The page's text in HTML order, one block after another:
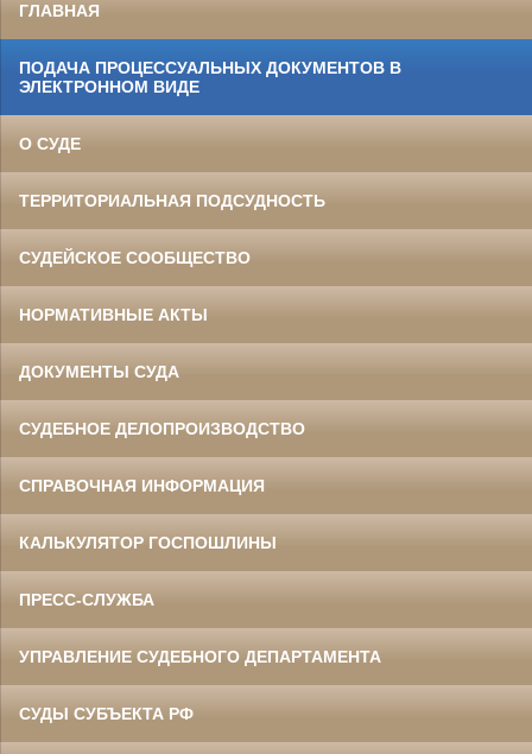
ГЛАВНАЯ
ПОДАЧА ПРОЦЕССУАЛЬНЫХ ДОКУМЕНТОВ В
ЭЛЕКТРОННОМ ВИДЕ
О СУДЕ
ТЕРРИТОРИАЛЬНАЯ ПОДСУДНОСТЬ
СУДЕЙСКОЕ СООБЩЕСТВО
НОРМАТИВНЫЕ АКТЫ
ДОКУМЕНТЫ СУДА
СУДЕБНОЕ ДЕЛОПРОИЗВОДСТВО
СПРАВОЧНАЯ ИНФОРМАЦИЯ
КАЛЬКУЛЯТОР ГОСПОШЛИНЫ
ПРЕСС-СЛУЖБА
УПРАВЛЕНИЕ СУДЕБНОГО ДЕПАРТАМЕНТА
СУДЫ СУБЪЕКТА РФ